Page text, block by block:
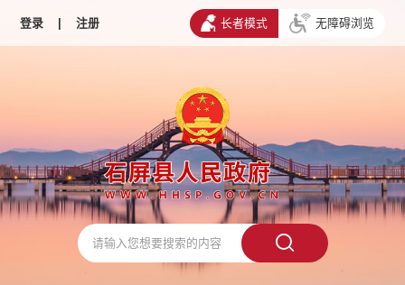
登录 | 注册 长者模式 无障碍浏览